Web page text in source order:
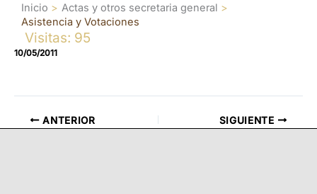
Inicio
Actas y otros secretaria general
Asistencia y Votaciones
Visitas: 95
10/05/2011
ANTERIOR SIGUIENTE